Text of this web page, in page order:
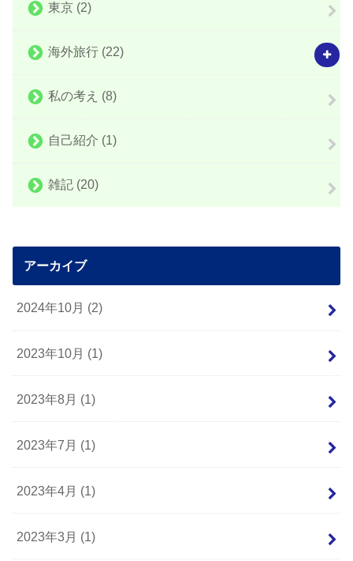
東京 (2)
海外旅行 (22)
私の考え (8)
自己紹介 (1)
雑記 (20)
アーカイブ
2024年10月 (2)
2023年10月 (1)
2023年8月 (1)
2023年7月 (1)
2023年4月 (1)
2023年3月 (1)